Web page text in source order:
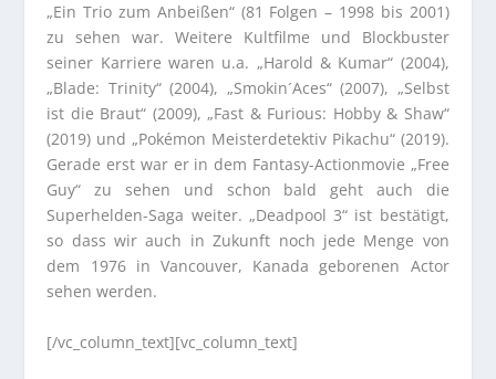
„Ein Trio zum Anbeißen“ (81 Folgen – 1998 bis 2001)
zu sehen war. Weitere Kultfilme und Blockbuster
seiner Karriere waren u.a. „Harold & Kumar“ (2004),
„Blade: Trinity“ (2004), „Smokin´Aces“ (2007), „Selbst
ist die Braut“ (2009), „Fast & Furious: Hobby & Shaw“
(2019) und „Pokémon Meisterdetektiv Pikachu“ (2019).
Gerade erst war er in dem Fantasy-Actionmovie „Free
Guy“ zu sehen und schon bald geht auch die
Superhelden-Saga weiter. „Deadpool 3“ ist bestätigt,
so dass wir auch in Zukunft noch jede Menge von
dem 1976 in Vancouver, Kanada geborenen Actor
sehen werden.
[/vc_column_text][vc_column_text]